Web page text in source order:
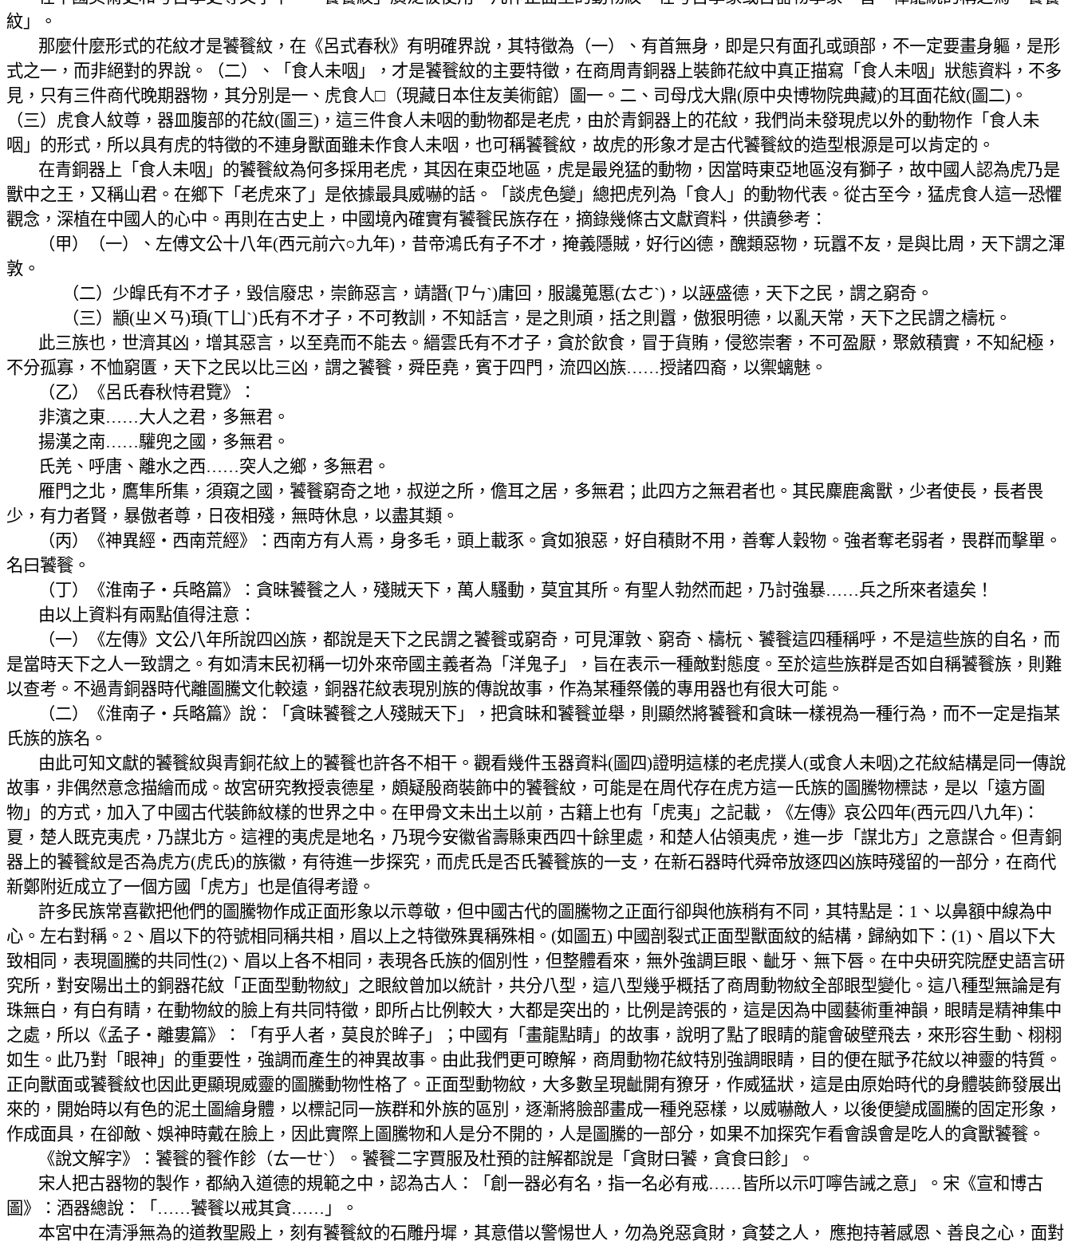
紋」。
那麼什麼形式的花紋才是饕餮紋，在《呂式春秋》有明確界說，其特徵為（一）、有首無身，即是只有面孔或頭部，不一定要畫身軀，是形
式之一，而非絕對的界說。（二）、「食人未咽」，才是饕餮紋的主要特徵，在商周青銅器上裝飾花紋中真正描寫「食人未咽」狀態資料，不多
見，只有三件商代晚期器物，其分別是一、虎食人□（現藏日本住友美術館）圖一。二、司母戊大鼎(原中央博物院典藏)的耳面花紋(圖二) 。
（三）虎食人紋尊，器皿腹部的花紋(圖三) ，這三件食人未咽的動物都是老虎，由於青銅器上的花紋，我們尚未發現虎以外的動物作「食人未
咽」的形式，所以具有虎的特徵的不連身獸面雖未作食人未咽，也可稱饕餮紋，故虎的形象才是古代饕餮紋的造型根源是可以肯定的。
在青銅器上「食人未咽」的饕餮紋為何多採用老虎，其因在東亞地區，虎是最兇猛的動物，因當時東亞地區沒有獅子，故中國人認為虎乃是
獸中之王，又稱山君。在鄉下「老虎來了」是依據最具威嚇的話。「談虎色變」總把虎列為「食人」的動物代表。從古至今，猛虎食人這一恐懼
觀念，深植在中國人的心中。再則在古史上，中國境內確實有饕餮民族存在，摘錄幾條古文獻資料，供讀參考：
（甲）（一）、左傅文公十八年(西元前六○九年) ，昔帝鴻氏有子不才，掩義隱賊，好行凶德，醜類惡物，玩囂不友，是與比周，天下謂之渾
敦。
（二）少皡氏有不才子，毀信廢忠，崇飾惡言，靖譖(ㄗㄣˋ)庸回，服讒蒐慝(ㄊㄜˋ) ，以誣盛德，天下之民，謂之窮奇。
（三）顓(ㄓㄨㄢ)頊(ㄒㄩˋ)氏有不才子，不可教訓，不知話言，是之則頑，括之則囂，傲狠明德，以亂天常，天下之民謂之檮杬。
此三族也，世濟其凶，增其惡言，以至堯而不能去。縉雲氏有不才子，貪於飲食，冒于貨賄，侵慾崇奢，不可盈厭，聚斂積實，不知紀極，
不分孤寡，不恤窮匱，天下之民以比三凶，謂之饕餮，舜臣堯，賓于四門，流四凶族……授諸四裔，以禦螭魅。
（乙）《呂氏春秋恃君覽》：
非濱之東……大人之君，多無君。
揚漢之南……驩兜之國，多無君。
氏羌、呼唐、離水之西……突人之鄉，多無君。
雁門之北，鷹隼所集，須窺之國，饕餮窮奇之地，叔逆之所，儋耳之居，多無君；此四方之無君者也。其民麋鹿禽獸，少者使長，長者畏
少，有力者賢，暴傲者尊，日夜相殘，無時休息，以盡其類。
（丙）《神異經‧西南荒經》：西南方有人焉，身多毛，頭上載豕。貪如狼惡，好自積財不用， 善奪人穀物 。強者奪老弱者，畏群而擊單。
名曰饕餮。
（丁）《淮南子‧兵略篇》：貪昧饕餮之人，殘賊天下，萬人騷動，莫宜其所。有聖人勃然而起，乃討強暴……兵之所來者遠矣！
由以上資料有兩點值得注意：
（一）《左傳》文公八年所說四凶族，都說是天下之民謂之饕餮或窮奇，可見渾敦、窮奇、檮杬、饕餮這四種稱呼，不是這些族的自名，而
是當時天下之人一致謂之。有如清末民初稱一切外來帝國主義者為「洋鬼子」，旨在表示一種敵對態度。至於這些族群是否如自稱饕餮族，則難
以查考。不過青銅器時代離圖騰文化較遠，銅器花紋表現別族的傳說故事，作為某種祭儀的專用器也有很大可能。
（二）《淮南子‧兵略篇》說：「貪昧饕餮之人殘賊天下」，把貪昧和饕餮並舉，則顯然將饕餮和貪昧一樣視為一種行為，而不一定是指某
氏族的族名。
由此可知文獻的饕餮紋與青銅花紋上的饕餮也許各不相干。觀看幾件玉器資料(圖四)證明這樣的老虎撲人(或食人未咽)之花紋結構是同一傳說
故事，非偶然意念描繪而成。故宮研究教授袁德星，頗疑殷商裝飾中的饕餮紋，可能是在周代存在虎方這一氏族的圖騰物標誌，是以「遠方圖
物」的方式，加入了中國古代裝飾紋樣的世界之中。在甲骨文未出土以前，古籍上也有「虎夷」之記載，《左傳》哀公四年(西元四八九年) ：
夏，楚人既克夷虎，乃謀北方。這裡的夷虎是地名，乃現今安徽省壽縣東西四十餘里處，和楚人佔領夷虎，進一步「謀北方」之意謀合。但青銅
器上的饕餮紋是否為虎方(虎氏)的族徽，有待進一步探究，而虎氏是否氏饕餮族的一支，在新石器時代舜帝放逐四凶族時殘留的一部分，在商代
新鄭附近成立了一個方國「虎方」也是值得考證。
許多民族常喜歡把他們的圖騰物作成正面形象以示尊敬，但中國古代的圖騰物之正面行卻與他族稍有不同，其特點是： 1 、以鼻額中線為中
心。左右對稱。 2 、眉以下的符號相同稱共相，眉以上之特徵殊異稱殊相。 (如圖五) 中國剖裂式正面型獸面紋的結構，歸納如下： (1) 、眉以下大
致相同，表現圖騰的共同性(2) 、眉以上各不相同，表現各氏族的個別性，但整體看來，無外強調巨眼、齜牙、無下唇。在中央研究院歷史語言研
究所，對安陽出土的銅器花紋「正面型動物紋」之眼紋曾加以統計，共分八型，這八型幾乎概括了商周動物紋全部眼型變化。這八種型無論是有
珠無白，有白有睛，在動物紋的臉上有共同特徵，即所占比例較大，大都是突出的，比例是誇張的，這是因為中國藝術重神韻，眼睛是精神集中
之處，所以《孟子‧離婁篇》：「有乎人者，莫良於眸子」；中國有「畫龍點睛」的故事，說明了點了眼睛的龍會破壁飛去，來形容生動、栩栩
如生。此乃對「眼神」的重要性，強調而產生的神異故事。由此我們更可瞭解，商周動物花紋特別強調眼睛，目的便在賦予花紋以神靈的特質。
正向獸面或饕餮紋也因此更顯現威靈的圖騰動物性格了。正面型動物紋，大多數呈現齜開有獠牙，作威猛狀，這是由原始時代的身體裝飾發展出
來的，開始時以有色的泥土圖繪身體，以標記同一族群和外族的區別，逐漸將臉部畫成一種兇惡樣，以威嚇敵人，以後便變成圖騰的固定形象，
作成面具，在卻敵、娛神時戴在臉上，因此實際上圖騰物和人是分不開的，人是圖騰的一部分，如果不加探究乍看會誤會是吃人的貪獸饕餮。
《說文解字》：饕餮的餮作飻（ㄊ一ㄝˋ）。饕餮二字賈服及杜預的註解都說是「貪財曰饕，貪食曰飻」。
宋人把古器物的製作，都納入道德的規範之中，認為古人：「創一器必有名，指一名必有戒……皆所以示叮嚀告誡之意」。宋《宣和博古
圖》：酒器總說：「……饕餮以戒其貪……」。
本宮中在清淨無為的道教聖殿上，刻有饕餮紋的石雕丹墀，其意借以警惕世人，勿為兇惡貪財，貪婪之人， 應抱持著感恩、善良之心，面對